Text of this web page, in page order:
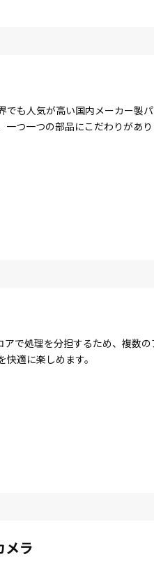
も人気が高い国内メーカー製
つ一つの部品にこだわりがあり
で処理を分担するため、複数
適に楽しめます。
メラ